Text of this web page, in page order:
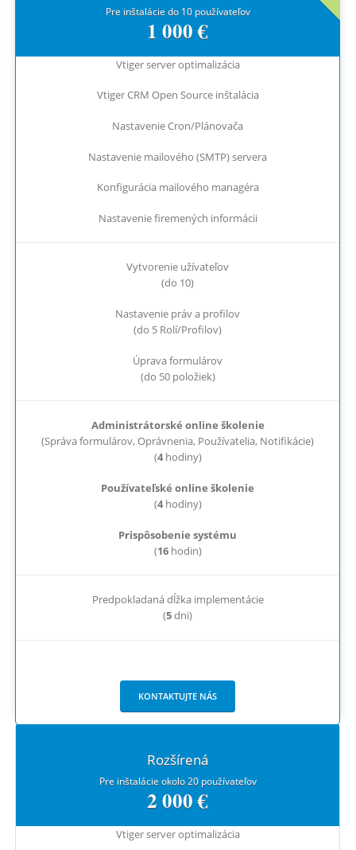
Pre inštalácie do 10 používateľov
1 000 €
Vtiger server optimalizácia
Vtiger CRM Open Source inštalácia
Nastavenie Cron/Plánovača
Nastavenie mailového (SMTP) servera
Konfigurácia mailového managéra
Nastavenie firemených informácii
Vytvorenie užívateľov
(do 10)
Nastavenie práv a profilov
(do 5 Rolí/Profilov)
Úprava formulárov
(do 50 položiek)
Administrátorské online školenie
(Správa formulárov, Oprávnenia, Používatelia, Notifikácie)
(4hodiny)
Používateľské online školenie
(4hodiny)
Prispôsobenie systému
(16hodin)
Predpokladaná dĺžka implementácie
(5dni)
KONTAKTUJTE NÁS
Rozšírená
Pre inštalácie okolo 20 používateľov
2 000 €
Vtiger server optimalizácia